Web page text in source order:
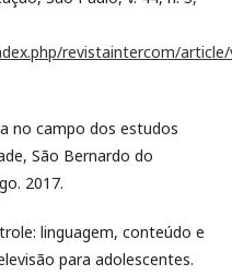
revistaintercom/
no campo dos estudos
São Bernardo do
2017.
linguagem, conteúdo e
para adolescentes.